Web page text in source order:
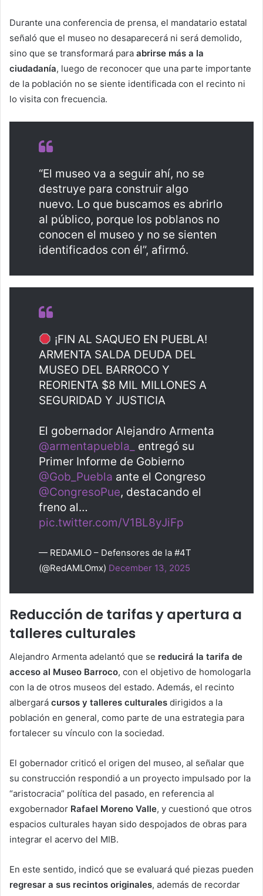
Durante una conferencia de prensa, el mandatario estatal
señaló que el museo no desaparecerá ni será demolido,
sino que se transformará para abrirse más a la
ciudadanía, luego de reconocer que una parte importante
de la población no se siente identificada con el recinto ni
lo visita con frecuencia.
“El museo va a seguir ahí, no se
destruye para construir algo
nuevo. Lo que buscamos es abrirlo
al público, porque los poblanos no
conocen el museo y no se sienten
identificados con él”, afirmó.
¡FIN AL SAQUEO EN PUEBLA!
ARMENTA SALDA DEUDA DEL
MUSEO DEL BARROCO Y
REORIENTA $8 MIL MILLONES A
SEGURIDAD Y JUSTICIA
El gobernador Alejandro Armenta
@armentapuebla_
entregó su
Primer Informe de Gobierno
@Gob_Puebla ante el Congreso
@CongresoPue, destacando el
freno al…
pic.twitter.com/V1BL8yJiFp
— REDAMLO – Defensores de la #4T
(@RedAMLOmx) December 13, 2025
Reducción de tarifas y apertura a
talleres culturales
Alejandro Armenta adelantó que se reducirá la tarifa de
acceso al Museo Barroco, con el objetivo de homologarla
con la de otros museos del estado. Además, el recinto
albergará cursos y talleres culturales dirigidos a la
población en general, como parte de una estrategia para
fortalecer su vínculo con la sociedad.
El gobernador criticó el origen del museo, al señalar que
su construcción respondió a un proyecto impulsado por la
“aristocracia” política del pasado, en referencia al
exgobernador Rafael Moreno Valle, y cuestionó que otros
espacios culturales hayan sido despojados de obras para
integrar el acervo del MIB.
En este sentido, indicó que se evaluará qué piezas pueden
regresar a sus recintos originales, además de recordar